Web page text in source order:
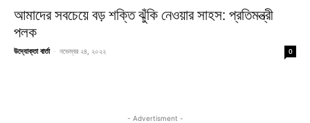
আমাদের সবচেয়ে বড় শক্তি ঝুঁকি নেওয়ার সাহস: প্রতিমন্ত্রী
পলক
উদ্যোক্তা বার্তা - নভেম্বর ২৪, ২০২২ 0
- Advertisment -